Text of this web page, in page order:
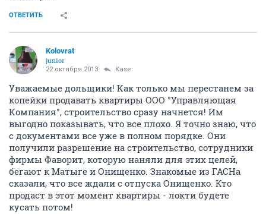
ОТВЕТИТЬ
Kolovrat
junior
22 октября 2013 Kase
Уважаемые дольщики! Как только мы перестанем за
копейки продавать квартиры ООО "Управляющая
Компания", строительство сразу начнется! Им
выгодно показывать, что все плохо. Я точно знаю, что
с документами все уже в полном порядке. Они
получили разрешение на строительство, сотрудники
фирмы Фаворит, которую наняли для этих целей,
бегают к Матыге и Онищенко. Знакомые из ГАСНа
сказали, что все ждали с отпуска Онищенко. Кто
продаст в этот момент квартиры - локти будете
кусать потом!